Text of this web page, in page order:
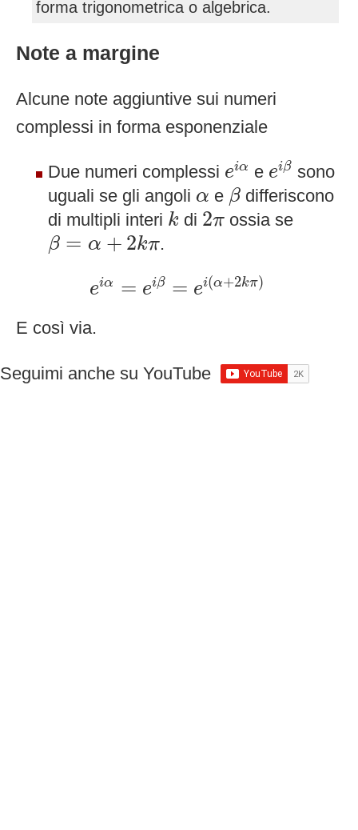
forma trigonometrica o algebrica.
Note a margine
Alcune note aggiuntive sui numeri
complessi in forma esponenziale
Due numeri complessi eiα
eiα e eiβ
eiβ
sono
uguali se gli angoli α
α e β
β differiscono
di multipli interi k
k di 2π
2π ossia se
β = α + 2kπ
β +2 k π .
eiα = eiβ = ei(α+2kπ)
eiα β= α+2 kπ)
E così via.
Seguimi anche su YouTube